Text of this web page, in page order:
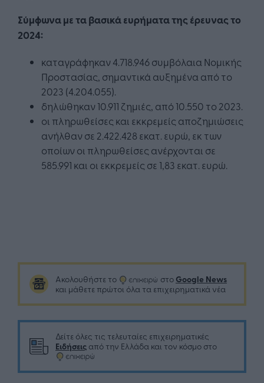
Σύμφωνα με τα βασικά ευρήματα της έρευνας το
2024:
καταγράφηκαν 4.718.946 συμβόλαια Νομικής
Προστασίας, σημαντικά αυξημένα από το
2023 (4.204.055).
δηλώθηκαν 10.911 ζημιές, από 10.550 το 2023.
οι πληρωθείσες και εκκρεμείς αποζημιώσεις
ανήλθαν σε 2.422.428 εκατ. ευρώ, εκ των
οποίων οι πληρωθείσες ανέρχονται σε
585.991 και οι εκκρεμείς σε 1,83 εκατ. ευρώ.
Ακολουθήστε το στο Google News
και μάθετε πρώτοι όλα τα επιχειρηματικά νέα
Δείτε όλες τις τελευταίες επιχειρηματικές
Ειδήσεις από την Ελλάδα και τον κόσμο στο